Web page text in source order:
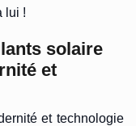
lui !
solaire
et
et technologie